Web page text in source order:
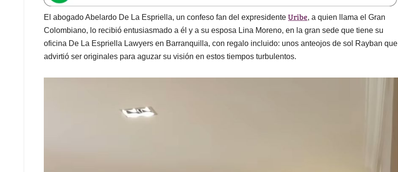
s
A
p
p
b
o
o
k
e
d
I
n
l
a
d
s
El abogado Abelardo De La Espriella, un confeso fan del expresidente Uribe, a quien llama el Gran
Colombiano, lo recibió entusiasmado a él y a su esposa Lina Moreno, en la gran sede que tiene su
oficina De La Espriella Lawyers en Barranquilla, con regalo incluido: unos anteojos de sol Rayban que
advirtió ser originales para aguzar su visión en estos tiempos turbulentos.